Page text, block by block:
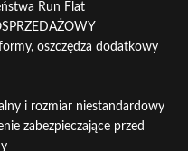
Run Flat
oszczędza dodatkowy
i rozmiar niestandardowy
zabezpieczające przed